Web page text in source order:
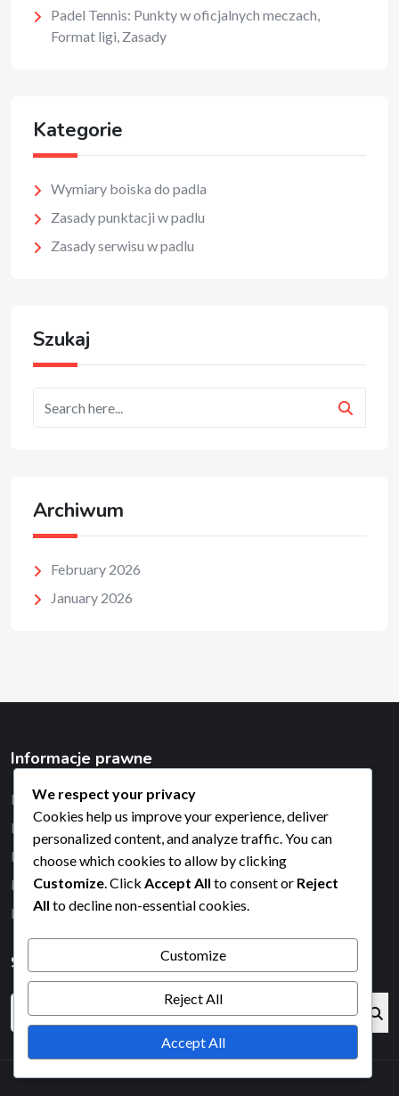
Padel Tennis: Punkty w oficjalnych meczach,
Format ligi, Zasady
Kategorie
Wymiary boiska do padla
Zasady punktacji w padlu
Zasady serwisu w padlu
Szukaj
Archiwum
February 2026
January 2026
Informacje prawne
Preferencje plików cookie
Nasza historia
Kontakt
Regulamin
Polityka prywatności
Szukaj
We respect your privacy
Cookies help us improve your experience, deliver
personalized content, and analyze traffic. You can
choose which cookies to allow by clicking
Customize . Click Accept All to consent or Reject
All to decline non-essential cookies.
Customize
Reject All
Accept All